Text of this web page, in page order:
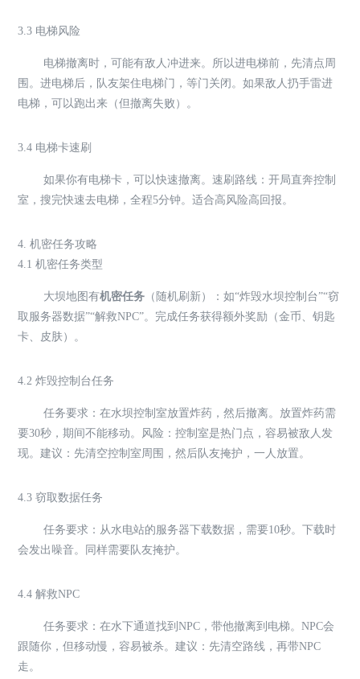
3.3 电梯风险
电梯撤离时，可能有敌人冲进来。所以进电梯前，先清点周
围。进电梯后，队友架住电梯门，等门关闭。如果敌人扔手雷进
电梯，可以跑出来（但撤离失败）。
3.4 电梯卡速刷
如果你有电梯卡，可以快速撤离。速刷路线：开局直奔控制
室，搜完快速去电梯，全程5分钟。适合高风险高回报。
4. 机密任务攻略
4.1 机密任务类型
大坝地图有机密任务 （随机刷新）：如“炸毁水坝控制台”“窃
取服务器数据”“解救NPC”。完成任务获得额外奖励（金币、钥匙
卡、皮肤）。
4.2 炸毁控制台任务
任务要求：在水坝控制室放置炸药，然后撤离。放置炸药需
要30秒，期间不能移动。风险：控制室是热门点，容易被敌人发
现。建议：先清空控制室周围，然后队友掩护，一人放置。
4.3 窃取数据任务
任务要求：从水电站的服务器下载数据，需要10秒。下载时
会发出噪音。同样需要队友掩护。
4.4 解救NPC
任务要求：在水下通道找到NPC，带他撤离到电梯。NPC会
跟随你，但移动慢，容易被杀。建议：先清空路线，再带NPC
走。